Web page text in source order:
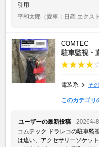
引用
平和太郎 （愛車：日産 エクス
COMTEC
駐車監視・
電装系 そ
このカテゴリ
ユーザーの最新投稿
2026年
コムテック ドラレコの駐車監
は違い、アクセサリーソケッ